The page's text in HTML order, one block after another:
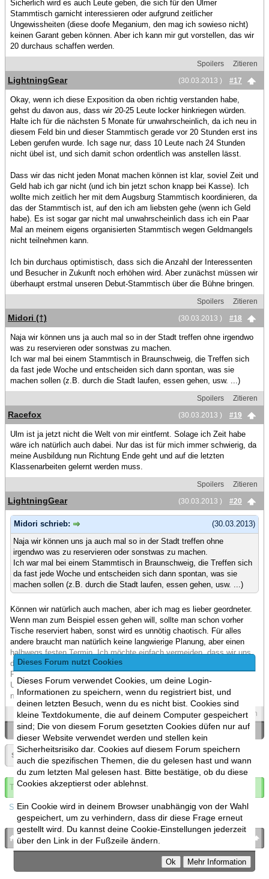
Dieses Forum nutzt Cookies
Dieses Forum verwendet Cookies, um deine Login-
Informationen zu speichern, wenn du registriert bist, und
deinen letzten Besuch, wenn du es nicht bist. Cookies sind
kleine Textdokumente, die auf deinem Computer gespeichert
sind; Die von diesem Forum gesetzten Cookies düfen nur auf
dieser Website verwendet werden und stellen kein
Sicherheitsrisiko dar. Cookies auf diesem Forum speichern
auch die spezifischen Themen, die du gelesen hast und wann
du zum letzten Mal gelesen hast. Bitte bestätige, ob du diese
Cookies akzeptierst oder ablehnst.
Ein Cookie wird in deinem Browser unabhängig von der Wahl
gespeichert, um zu verhindern, dass dir diese Frage erneut
gestellt wird. Du kannst deine Cookie-Einstellungen jederzeit
über den Link in der Fußzeile ändern.
Sicherlich wird es auch Leute geben, die sich für den Ulmer
Stammtisch garnicht interessieren oder aufgrund zeitlicher
Ungewissheiten (diese doofe Meganium, den mag ich sowieso nicht)
keinen Garant geben können. Aber ich kann mir gut vorstellen, das wir
20 durchaus schaffen werden.
Spoilers
Zitieren
(30.03.2013 )
#17
LightningGear
Okay, wenn ich diese Exposition da oben richtig verstanden habe,
gehst du davon aus, dass wir 20-25 Leute locker hinkriegen würden.
Halte ich für die nächsten 5 Monate für unwahrscheinlich, da ich neu in
diesem Feld bin und dieser Stammtisch gerade vor 20 Stunden erst ins
Leben gerufen wurde. Ich sage nur, dass 10 Leute nach 24 Stunden
nicht übel ist, und sich damit schon ordentlich was anstellen lässt.
Dass wir das nicht jeden Monat machen können ist klar, soviel Zeit und
Geld hab ich gar nicht (und ich bin jetzt schon knapp bei Kasse). Ich
wollte mich zeitlich her mit dem Augsburg Stammtisch koordinieren, da
das der Stammtisch ist, auf den ich am liebsten gehe (wenn ich Geld
habe). Es ist sogar gar nicht mal unwahrscheinlich dass ich ein Paar
Mal an meinem eigens organisierten Stammtisch wegen Geldmangels
nicht teilnehmen kann.
Ich bin durchaus optimistisch, dass sich die Anzahl der Interessenten
und Besucher in Zukunft noch erhöhen wird. Aber zunächst müssen wir
überhaupt erstmal unseren Debut-Stammtisch über die Bühne bringen.
Spoilers
Zitieren
(30.03.2013 )
#18
Midori (†)
Naja wir können uns ja auch mal so in der Stadt treffen ohne irgendwo
was zu reservieren oder sonstwas zu machen.
Ich war mal bei einem Stammtisch in Braunschweig, die Treffen sich
da fast jede Woche und entscheiden sich dann spontan, was sie
machen sollen (z.B. durch die Stadt laufen, essen gehen, usw. ...)
Spoilers
Zitieren
(30.03.2013 )
#19
Racefox
Ulm ist ja jetzt nicht die Welt von mir eintfernt. Solage ich Zeit habe
wäre ich natürlich auch dabei. Nur das ist für mich immer schwierig, da
meine Ausbildung nun Richtung Ende geht und auf die letzten
Klassenarbeiten gelernt werden muss.
Spoilers
Zitieren
(30.03.2013 )
#20
LightningGear
(30.03.2013)
Midori schrieb:
Naja wir können uns ja auch mal so in der Stadt treffen ohne
irgendwo was zu reservieren oder sonstwas zu machen.
Ich war mal bei einem Stammtisch in Braunschweig, die Treffen sich
da fast jede Woche und entscheiden sich dann spontan, was sie
machen sollen (z.B. durch die Stadt laufen, essen gehen, usw. ...)
Können wir natürlich auch machen, aber ich mag es lieber geordneter.
Wenn man zum Beispiel essen gehen will, sollte man schon vorher
Tische reserviert haben, sonst wird es unnötig chaotisch. Für alles
andere braucht man natürlich keine langwierige Planung, aber einen
halbwegs festen Termin. Ich möchte einfach vermeiden, dass wir uns
direkt bei unserem Debut-Stammtisch den Ruf der chaotischsten
Planer des Forums einfangen.
Und jede Woche muss nun auch nicht sein. Nett, aber nicht zwingend
notwendig.
Spoilers Zitieren
«Ein Thema zurück|Ein Thema vor»
Seite:
Thema abonnieren
Spoilers
bronies.de
, mobile Fassung: MyBB GoMobile.
Zur Desktop-Version wechseln